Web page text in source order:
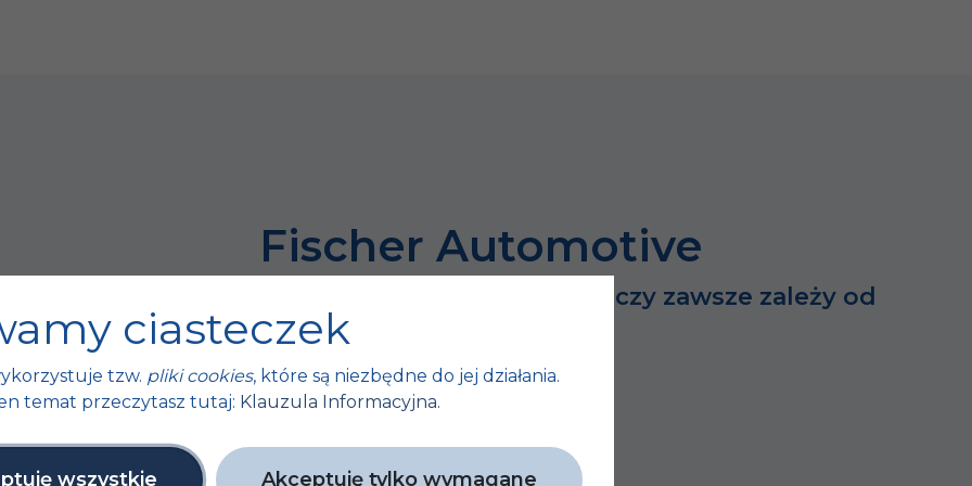
Fischer Automotive
bo sukces dużych rzeczy zawsze zależy od
tych małych…
ciasteczek
tzw. pliki cookies, które są niezbędne do jej działania.
temat przeczytasz tutaj: Klauzula Informacyjna.
wszystkie Akceptuję tylko wymagane